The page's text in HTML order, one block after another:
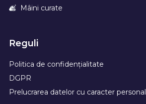
Mâini curate
Reguli
Politica de confidențialitate
DGPR
Prelucrarea datelor cu caracter personal